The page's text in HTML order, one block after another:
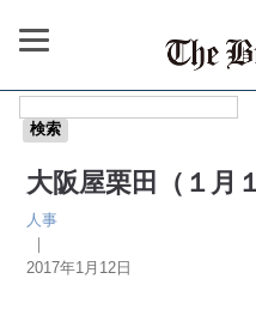
大阪屋栗田（１月
人事
｜
2017年1月12日